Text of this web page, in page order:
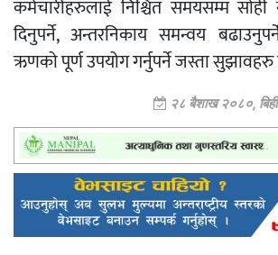
कर्मचारीहरुलाई निश्चित समयसम्म सोही
दिनुपर्ने, अन्तरनिकाय समन्वय
ऋणको पूर्ण उपयोग गर्नुपर्ने जस्ता सुझावहरु
२८ बैशाख २०८०,